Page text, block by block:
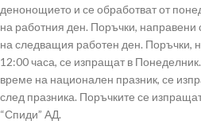
денонощието и се обработват от
на работния ден. Поръчки,
на следващия работен ден. Поръчки,
12:00 часа, се изпращат в
време на национален празник, се
след празника. Поръчките се
“Спиди” АД.